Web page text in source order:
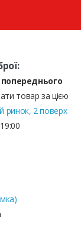
попереднього
товар за цією
ринок, 2 поверх